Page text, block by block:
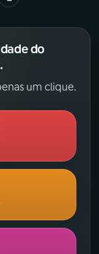
do
um clique.